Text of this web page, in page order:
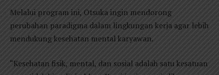
Melalui program ini, Otsuka ingin mendorong
perubahan paradigma dalam lingkungan kerja agar lebih
mendukung kesehatan mental karyawan.
“Kesehatan fisik, mental, dan sosial adalah satu kesatuan